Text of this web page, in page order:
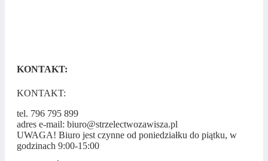
KONTAKT:
KONTAKT:
tel. 796 795 899
adres e-mail: biuro@strzelectwozawisza.pl
UWAGA! Biuro jest czynne od poniedziałku do piątku, w
godzinach 9:00-15:00